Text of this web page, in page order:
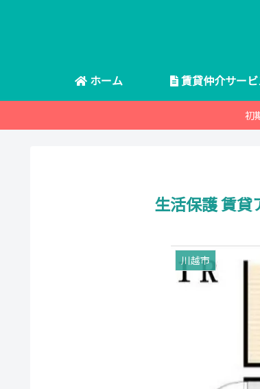
ホーム 賃貸仲介サー
初
生活保護 賃貸
川越市